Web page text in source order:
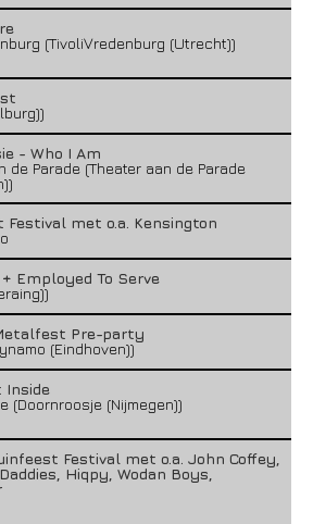
(TivoliVredenburg (Utrecht))
- Who I Am
de Parade (Theater aan de Parade
Festival met o.a. Kensington
Employed To Serve
Pre-party
(Eindhoven))
Inside
(Doornroosje (Nijmegen))
Festival met o.a. John Coffey,
Hiqpy, Wodan Boys,